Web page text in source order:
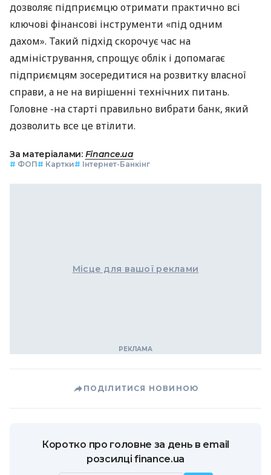
дозволяє підприємцю отримати практично всі
ключові фінансові інструменти «під одним
дахом». Такий підхід скорочує час на
адміністрування, спрощує облік і допомагає
підприємцям зосередитися на розвитку власної
справи, а не на вирішенні технічних питань.
Головне -на старті правильно вибрати банк, який
дозволить все це втілити.
За матеріалами: Finance.ua
# ФОП# Картки# Інтернет-Банкінг
Місце для вашої реклами
ПОДІЛИТИСЯ НОВИНОЮ
Коротко про головне за день в email
розсилці finance.ua